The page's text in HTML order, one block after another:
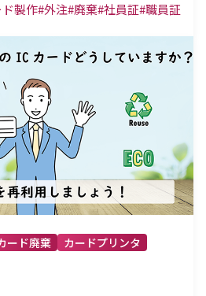
製作#外注#廃棄#社員証#職員証
ード廃棄
カードプリンタ